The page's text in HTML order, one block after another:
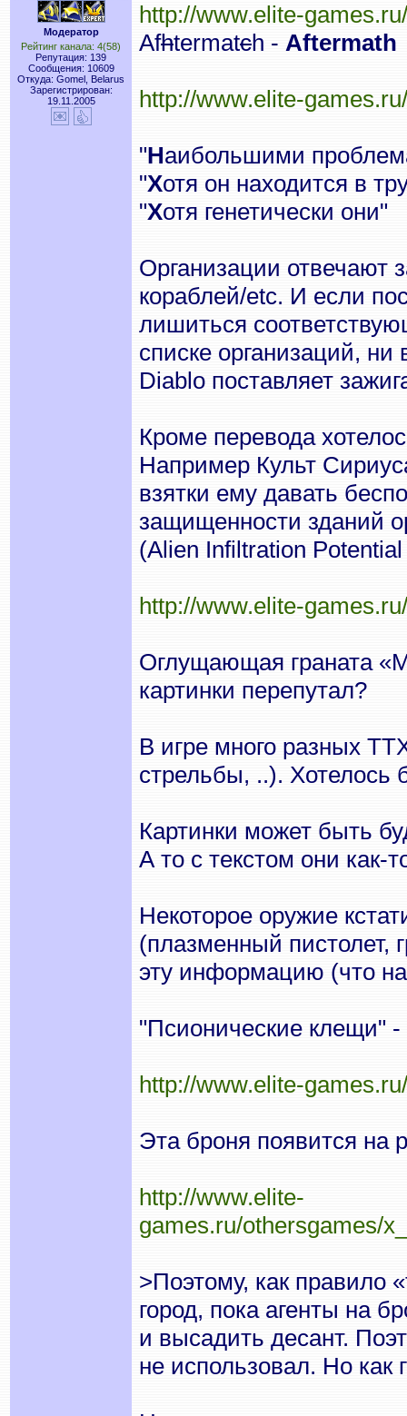
Модератор
Рейтинг канала: 4(58)
Репутация: 139
Сообщения: 10609
Откуда: Gomel, Belarus
Зарегистрирован:
19.11.2005
http://www.elite-
Afhtеrmatch - Aftermath
http://www.elite-
"Наибольшими
"Хотя он находится в
"Хотя генетически они"
Организации отвечают
кораблей/etc. И если
лишиться
списке организаций,
Diablo поставляет
Кроме перевода
Например Культ
взятки ему давать
защищенности зданий
(Alien Infiltration
http://www.elite-
Оглущающая граната
картинки перепутал?
В игре много разных
стрельбы, ..). Хотелось
Картинки может быть
А то с текстом они как-
Некоторое оружие
(плазменный пистолет,
эту информацию (что
"Псионические клещи" -
http://www.elite-
Эта броня появится на
http://www.elite-
games.ru/othersgames/
>Поэтому, как правило
город, пока агенты на
и высадить десант.
не использовал. Но как